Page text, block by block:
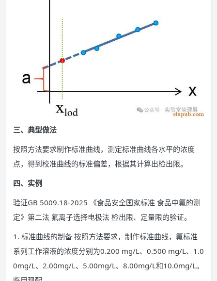
三、典型做法
按照方法要求制作标准曲线，测定标准曲线各水平的浓度
点，得到校准曲线的标准偏差，根据其计算出检出限。
四、实例
验证GB 5009.18-2025 《食品安全国家标准 食品中氟的测
定》第二法 氟离子选择电极法 检出限、定量限的验证。
1. 标准曲线的制备 按照方法要求，制作标准曲线，氟标准
系列工作溶液的浓度分别为0.200 mg/L、0.500 mg/L、1.0
0mg/L、2.00mg/L、5.00mg/L、8.00mg/L和10.0mg/L。